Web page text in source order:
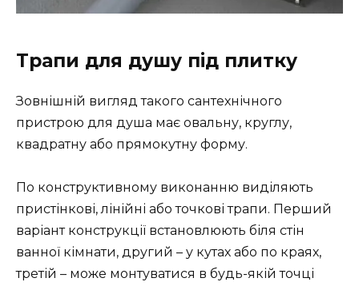
Трапи для душу під плитку
Зовнішній вигляд такого сантехнічного
пристрою для душа має овальну, круглу,
квадратну або прямокутну форму.
По конструктивному виконанню виділяють
пристінкові, лінійні або точкові трапи. Перший
варіант конструкції встановлюють біля стін
ванної кімнати, другий – у кутах або по краях,
третій – може монтуватися в будь-якій точці